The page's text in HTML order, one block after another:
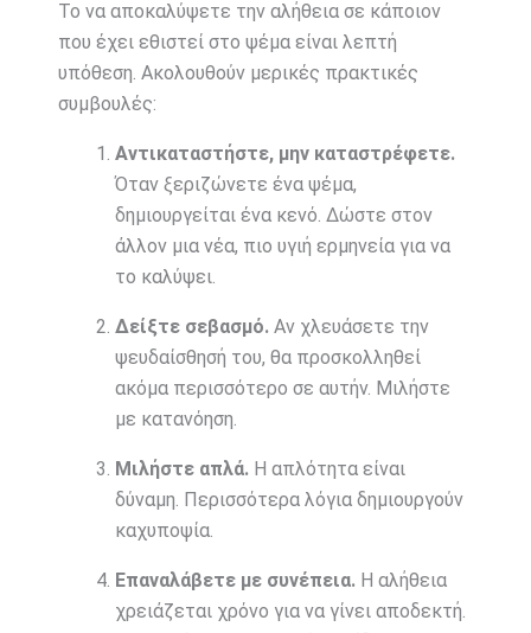
Το να αποκαλύψετε την αλήθεια σε κάποιον
που έχει εθιστεί στο ψέμα είναι λεπτή
υπόθεση. Ακολουθούν μερικές πρακτικές
συμβουλές:
Αντικαταστήστε, μην καταστρέφετε.
Όταν ξεριζώνετε ένα ψέμα,
δημιουργείται ένα κενό. Δώστε στον
άλλον μια νέα, πιο υγιή ερμηνεία για να
το καλύψει.
Δείξτε σεβασμό.Αν χλευάσετε την
ψευδαίσθησή του, θα προσκολληθεί
ακόμα περισσότερο σε αυτήν. Μιλήστε
με κατανόηση.
Μιλήστε απλά.Η απλότητα είναι
δύναμη. Περισσότερα λόγια δημιουργούν
καχυποψία.
Επαναλάβετε με συνέπεια.Η αλήθεια
χρειάζεται χρόνο για να γίνει αποδεκτή.